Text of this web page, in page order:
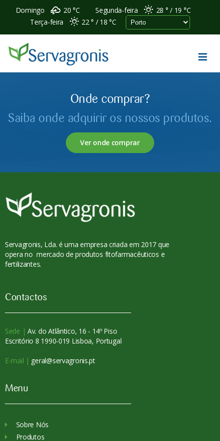
Domingo 20 °C Segunda-feira 28 ° 19 °C
Terça-feira
22 ° 18 °C
Onde comprar?
Saiba onde adquirir os nossos produtos.
Ver onde comprar
Servagronis, Lda. é uma empresa criada em 2017 que
opera no mercado de produtos fitofarmacêuticos e
fertilizantes.
Contactos
Sede | Av. do Atlântico, 16 - 14º Piso
Escritório 8 1990-019 Lisboa, Portugal
E-mail | geral@servagronis.pt
Menu
Sobre Nós
Produtos